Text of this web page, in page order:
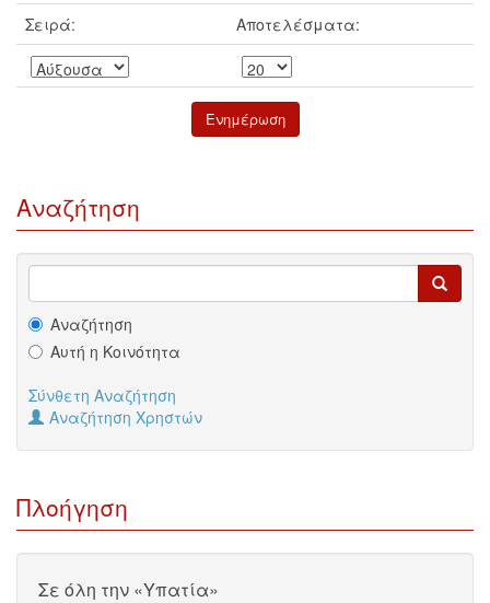
Σειρά: Αποτελέσματα:
Αναζήτηση
Αναζήτηση
Αυτή η Κοινότητα
Σύνθετη Αναζήτηση
Αναζήτηση Χρηστών
Πλοήγηση
Σε όλη την «Υπατία»